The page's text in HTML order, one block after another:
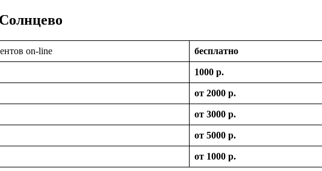
on-line бесплатно
1000 р.
от 2000 р.
от 3000 р.
от 5000 р.
от 1000 р.